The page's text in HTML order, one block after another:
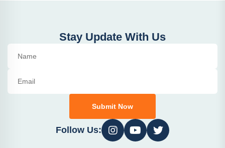
Stay Update With Us
Submit Now
Follow Us: